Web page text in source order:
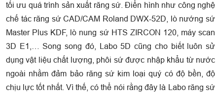
tối ưu quá trình sản xuất răng sứ. Điển hình như công nghệ
chế tác răng sứ CAD/CAM Roland DWX-52D, lò nướng sứ
Master Plus KDF, lò nung sứ HTS ZIRCON 120, máy scan
3D E1,… Song song đó, Labo 5D cũng cho biết luôn sử
dụng vật liệu chất lượng, phôi sứ được nhập khẩu từ nước
ngoài nhằm đảm bảo răng sứ kim loại quý có độ bền, độ
chịu lực tốt nhất. Vì thế, có thể nói rằng đây là Labo răng sứ